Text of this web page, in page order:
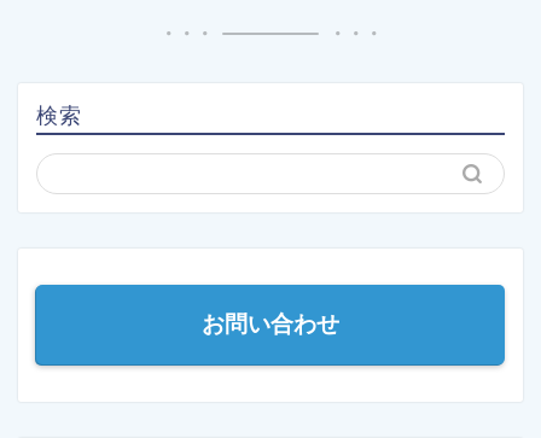
検索
お問い合わせ